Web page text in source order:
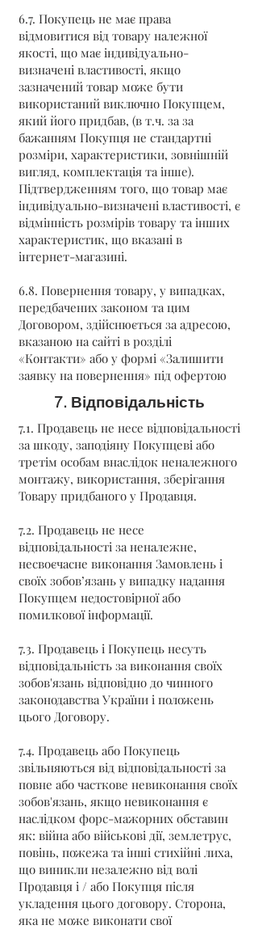
6.7. Покупець не має права
відмовитися від товару належної
якості, що має індивідуально-
визначені властивості, якщо
зазначений товар може бути
використаний виключно Покупцем,
який його придбав, (в т.ч. за за
бажанням Покупця не стандартні
розміри, характеристики, зовнішній
вигляд, комплектація та інше).
Підтвердженням того, що товар має
індивідуально-визначені властивості, є
відмінність розмірів товару та інших
характеристик, що вказані в
інтернет-магазині.
6.8. Повернення товару, у випадках,
передбачених законом та цим
Договором, здійснюється за адресою,
вказаною на сайті в розділі
«Контакти» або у формі «Залишити
заявку на повернення» під офертою
7. Відповідальність
7.1. Продавець не несе відповідальності
за шкоду, заподіяну Покупцеві або
третім особам внаслідок неналежного
монтажу, використання, зберігання
Товару придбаного у Продавця.
7.2. Продавець не несе
відповідальності за неналежне,
несвоєчасне виконання Замовлень і
своїх зобов’язань у випадку надання
Покупцем недостовірної або
помилкової інформації.
7.3. Продавець і Покупець несуть
відповідальність за виконання своїх
зобов'язань відповідно до чинного
законодавства України і положень
цього Договору.
7.4. Продавець або Покупець
звільняються від відповідальності за
повне або часткове невиконання своїх
зобов'язань, якщо невиконання є
наслідком форс-мажорних обставин
як: війна або військові дії, землетрус,
повінь, пожежа та інші стихійні лиха,
що виникли незалежно від волі
Продавця і / або Покупця після
укладення цього договору. Сторона,
яка не може виконати свої